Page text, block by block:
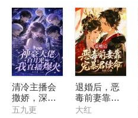
清冷主播会
撒娇，深陷
神豪修罗场
五九更
退婚后，恶
毒前妻靠宠
暴君续命
大红